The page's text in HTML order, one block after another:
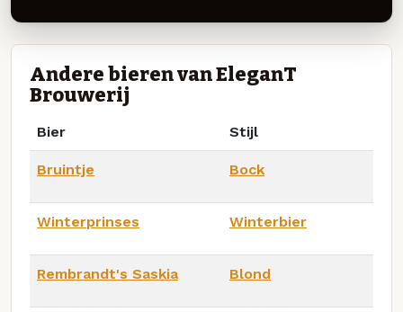
Andere bieren van EleganT
Brouwerij
Bier Stijl
Bruintje Bock
Winterprinses Winterbier
Rembrandt's Saskia Blond